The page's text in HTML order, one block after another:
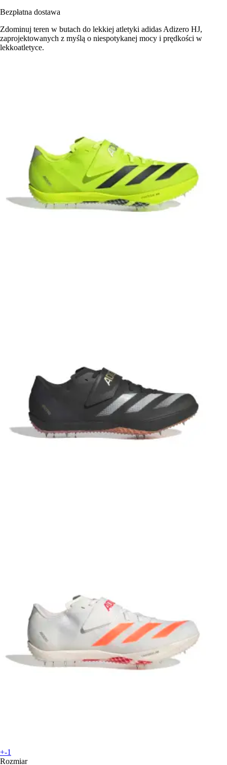
Bezpłatna dostawa
Zdominuj teren w butach do lekkiej atletyki adidas Adizero HJ,
zaprojektowanych z myślą o niespotykanej mocy i prędkości w
lekkoatletyce.
+-1
Rozmiar